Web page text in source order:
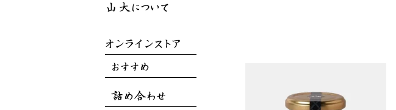
山大について
オンラインストア
おすすめ
詰め合わせ